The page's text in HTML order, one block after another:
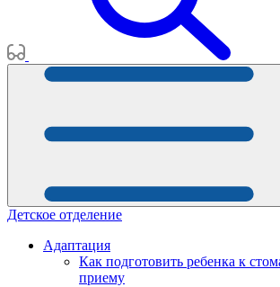
Детское отделение
Адаптация
Как подготовить ребенка к
приему